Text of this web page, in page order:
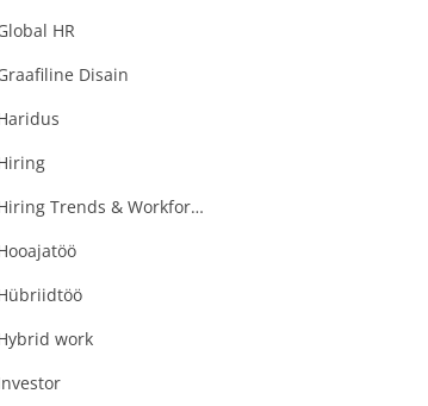
HR
Disain
Hiring Trends & Workforce Evolution
work